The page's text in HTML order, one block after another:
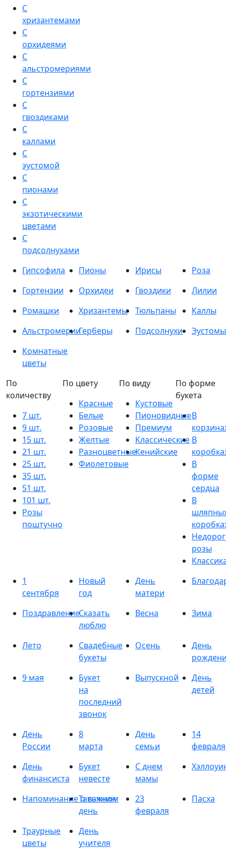
С
хризантемами
С
орхидеями
С
альстромериями
С
гортензиями
С
гвоздиками
С
каллами
С
эустомой
С
пионами
С
экзотическими
цветами
С
подсолнухами
Гипсофила
Пионы Ирисы
Роза
Гортензии
Орхидеи Гвоздики
Лилии
Ромашки
Хризантемы Тюльпаны
Каллы
АльстромерииГерберы Подсолнухи
Эустомы
Комнатные
цветы
По
количеству
7 шт.
9 шт.
15 шт.
21 шт.
25 шт.
35 шт.
51 шт.
101 шт.
Розы
поштучно
По цвету
Красные
Белые
Розовые
Желтые
Разноцветные
Фиолетовые
По виду
Кустовые
Пионовидные
Премиум
Классические
Кенийские
По форме
букета
В
В
В
форме
сердца
В
розы
1
сентября
Новый
год
День
матери
ПоздравлениеСказать
люблю
Весна Зима
Лето
Свадебные
букеты
Осень
День
9 мая
Букет
на
последний
звонок
Выпускной
День
детей
День
России
8
марта
День
семьи
14
февраля
День
финансиста
Букет
невесте
С днем
мамы
Напоминание о важном
Татьянин
день
23
февраля
Пасха
Траурные
цветы
День
учителя